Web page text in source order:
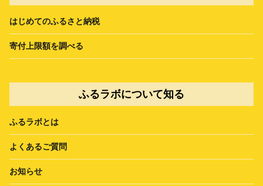
はじめてのふるさと納税
寄付上限額を調べる
ふるラボについて知る
ふるラボとは
よくあるご質問
お知らせ